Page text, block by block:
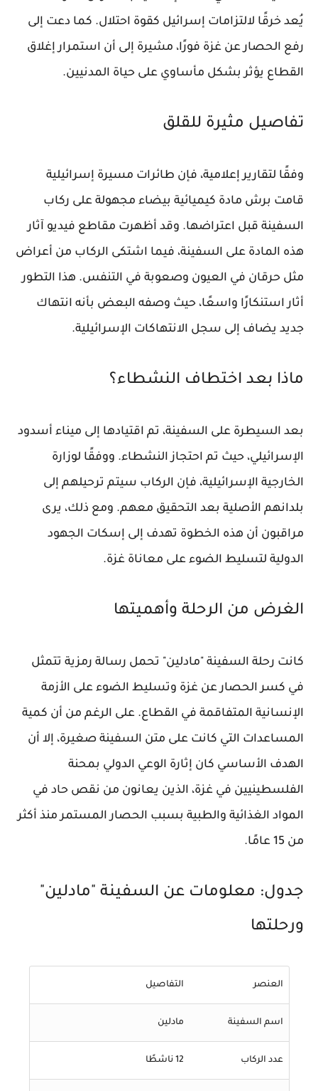
يُعد خرقًا لالتزامات إسرائيل كقوة احتلال. كما دعت إلى
رفع الحصار عن غزة فورًا، مشيرة إلى أن استمرار إغلاق
القطاع يؤثر بشكل مأساوي على حياة المدنيين.
تفاصيل مثيرة للقلق
وفقًا لتقارير إعلامية، فإن طائرات مسيرة إسرائيلية
قامت برش مادة كيميائية بيضاء مجهولة على ركاب
السفينة قبل اعتراضها. وقد أظهرت مقاطع فيديو آثار
هذه المادة على السفينة، فيما اشتكى الركاب من أعراض
مثل حرقان في العيون وصعوبة في التنفس. هذا التطور
أثار استنكارًا واسعًا، حيث وصفه البعض بأنه انتهاك
جديد يضاف إلى سجل الانتهاكات الإسرائيلية.
ماذا بعد اختطاف النشطاء؟
بعد السيطرة على السفينة، تم اقتيادها إلى ميناء أسدود
الإسرائيلي، حيث تم احتجاز النشطاء. ووفقًا لوزارة
الخارجية الإسرائيلية، فإن الركاب سيتم ترحيلهم إلى
بلدانهم الأصلية بعد التحقيق معهم. ومع ذلك، يرى
مراقبون أن هذه الخطوة تهدف إلى إسكات الجهود
الدولية لتسليط الضوء على معاناة غزة.
الغرض من الرحلة وأهميتها
كانت رحلة السفينة "مادلين" تحمل رسالة رمزية تتمثل
في كسر الحصار عن غزة وتسليط الضوء على الأزمة
الإنسانية المتفاقمة في القطاع. على الرغم من أن كمية
المساعدات التي كانت على متن السفينة صغيرة، إلا أن
الهدف الأساسي كان إثارة الوعي الدولي بمحنة
الفلسطينيين في غزة، الذين يعانون من نقص حاد في
المواد الغذائية والطبية بسبب الحصار المستمر منذ أكثر
من 15 عامًا.
جدول: معلومات عن السفينة "مادلين"
ورحلتها
العنصر التفاصيل
اسم السفينة مادلين
عدد الركاب 12 ناشطًا